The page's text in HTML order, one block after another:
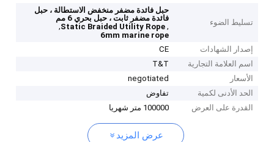
تسليط الضوء
حبل فائدة مضفر منخفض الاستطالة ، حبل
فائدة مضفر ثابت ، حبل بحري 6 مم
,
Static Braided Utility Rope
,
6mm marine rope
إصدار الشهادات
CE
اسم العلامة التجارية
T&T
الأسعار
negotiated
الحد الأدنى لكمية
تفاوض
القدرة على العرض
100000 متر شهريا
عرض المزيد